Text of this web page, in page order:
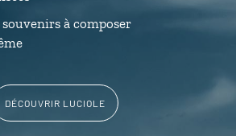
à composer
DÉCOUVRIR LUCIOLE